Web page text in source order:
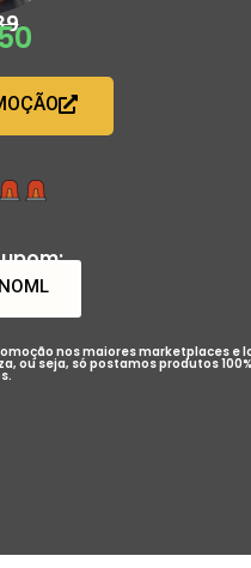
nos maiores marketplaces e
ou seja, só postamos produtos 100%